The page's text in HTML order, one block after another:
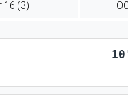
16 (3)